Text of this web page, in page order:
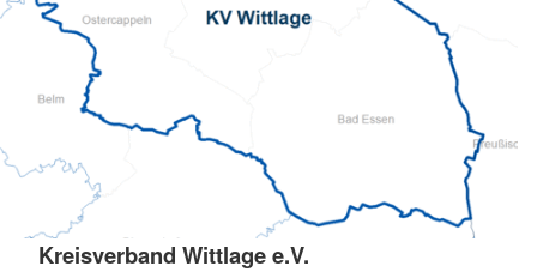
Kreisverband Wittlage e.V.